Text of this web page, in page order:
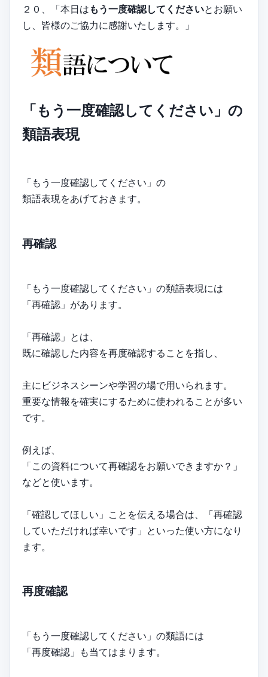
２０、「本日は もう一度確認してくださいとお願い
し、皆様のご協力に感謝いたします。」
「もう一度確認してください」の
類語表現
「もう一度確認してください」の
類語表現をあげておきます。
再確認
「もう一度確認してください」の類語表現には
「再確認」があります。
「再確認」とは、
既に確認した内容を再度確認することを指し、
主にビジネスシーンや学習の場で用いられます。
重要な情報を確実にするために使われることが多い
です。
例えば、
「この資料について再確認をお願いできますか？」
などと使います。
「確認してほしい」ことを伝える場合は、「再確認
していただければ幸いです」といった使い方になり
ます。
再度確認
「もう一度確認してください」の類語には
「再度確認」も当てはまります。